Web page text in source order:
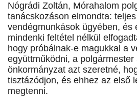
Nógrádi Zoltán, Mórahalom
tanácskozáson elmondta:
vendégmunkások ügyében, és
mindenki feltétel nélkül
hogy próbálnak-e magukkal a
együttműködni, a
önkormányzat azt szeretné,
tisztázódjon, és ehhez az első
megtenni.